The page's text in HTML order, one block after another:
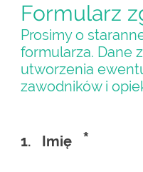
Formularz
Prosimy o
formularza. Dane
utworzenia
zawodników i
1. Imię *